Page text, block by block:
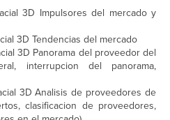
3D Impulsores del mercado y
3D Tendencias del mercado
3D Panorama del proveedor del
interrupcion del panorama,
3D Analisis de proveedores de
clasificacion de proveedores,